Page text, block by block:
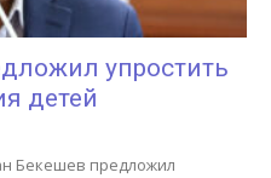
упростить
детей
Бекешев предложил